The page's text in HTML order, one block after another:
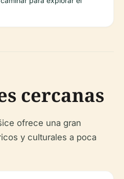
cercanas
ofrece una gran
y culturales a poca